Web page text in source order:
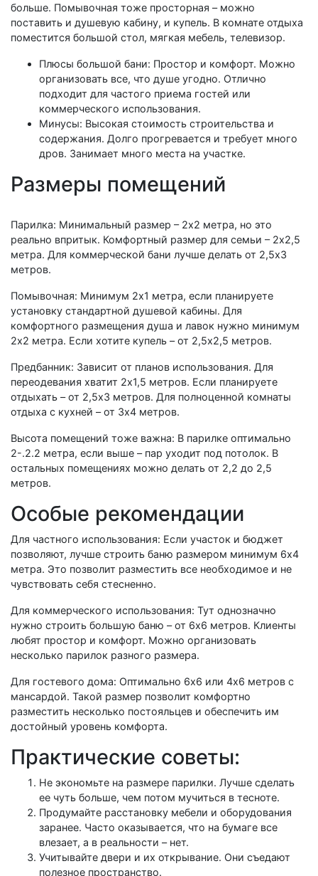
больше. Помывочная тоже просторная – можно
поставить и душевую кабину, и купель. В комнате отдыха
поместится большой стол, мягкая мебель, телевизор.
Плюсы большой бани: Простор и комфорт. Можно
организовать все, что душе угодно. Отлично
подходит для частого приема гостей или
коммерческого использования.
Минусы: Высокая стоимость строительства и
содержания. Долго прогревается и требует много
дров. Занимает много места на участке.
Размеры помещений
Парилка: Минимальный размер – 2х2 метра, но это
реально впритык. Комфортный размер для семьи – 2х2,5
метра. Для коммерческой бани лучше делать от 2,5х3
метров.
Помывочная: Минимум 2х1 метра, если планируете
установку стандартной душевой кабины. Для
комфортного размещения душа и лавок нужно минимум
2х2 метра. Если хотите купель – от 2,5х2,5 метров.
Предбанник: Зависит от планов использования. Для
переодевания хватит 2х1,5 метров. Если планируете
отдыхать – от 2,5х3 метров. Для полноценной комнаты
отдыха с кухней – от 3х4 метров.
Высота помещений тоже важна: В парилке оптимально
2-.2.2 метра, если выше – пар уходит под потолок. В
остальных помещениях можно делать от 2,2 до 2,5
метров.
Особые рекомендации
Для частного использования: Если участок и бюджет
позволяют, лучше строить баню размером минимум 6х4
метра. Это позволит разместить все необходимое и не
чувствовать себя стесненно.
Для коммерческого использования: Тут однозначно
нужно строить большую баню – от 6х6 метров. Клиенты
любят простор и комфорт. Можно организовать
несколько парилок разного размера.
Для гостевого дома: Оптимально 6х6 или 4х6 метров с
мансардой. Такой размер позволит комфортно
разместить несколько постояльцев и обеспечить им
достойный уровень комфорта.
Практические советы:
Не экономьте на размере парилки. Лучше сделать
ее чуть больше, чем потом мучиться в тесноте.
Продумайте расстановку мебели и оборудования
заранее. Часто оказывается, что на бумаге все
влезает, а в реальности – нет.
Учитывайте двери и их открывание. Они съедают
полезное пространство.